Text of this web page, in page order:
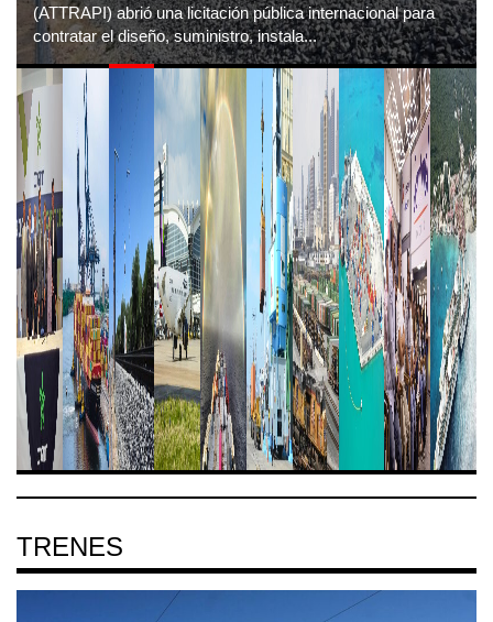
(ATTRAPI) abrió una licitación pública internacional para
contratar el diseño, suministro, instala...
TRENES